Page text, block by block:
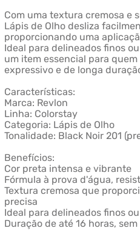
Com uma textura cremosa e
Lápis de Olho desliza
proporcionando uma
Ideal para delineados finos
um item essencial para
expressivo e de longa
Características:
Marca: Revlon
Linha: Colorstay
Categoria: Lápis de Olho
Tonalidade: Black Noir 201
Benefícios:
Cor preta intensa e vibrante
Fórmula à prova d'água,
Textura cremosa que
precisa
Ideal para delineados finos
Duração de até 16 horas,